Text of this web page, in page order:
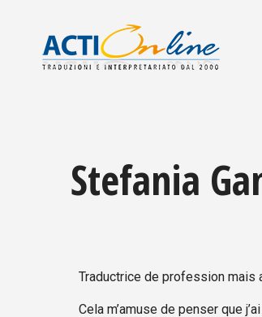
Stefania
Traductrice de profession mais
Cela m’amuse de penser que